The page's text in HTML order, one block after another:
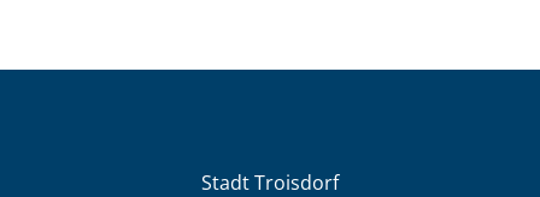
Stadt Troisdorf